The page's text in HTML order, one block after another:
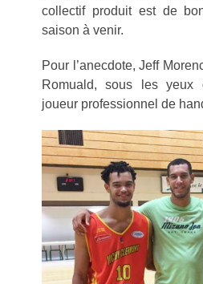
collectif produit est de
saison à venir.
Pour l’anecdote, Jeff
Romuald, sous les
joueur professionnel de